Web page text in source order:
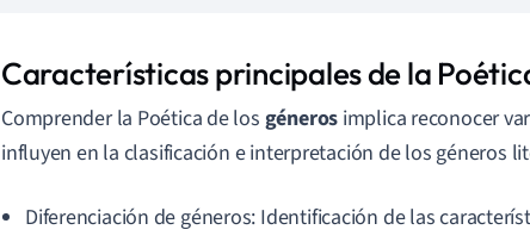
Características principales de la
Comprender la Poética de los géneros implica reconocer
influyen en la clasificación e interpretación de los géneros
Diferenciación de géneros: Identificación de las